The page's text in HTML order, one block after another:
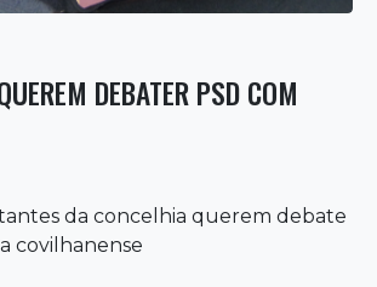
DEBATER PSD COM
da concelhia querem debate
covilhanense